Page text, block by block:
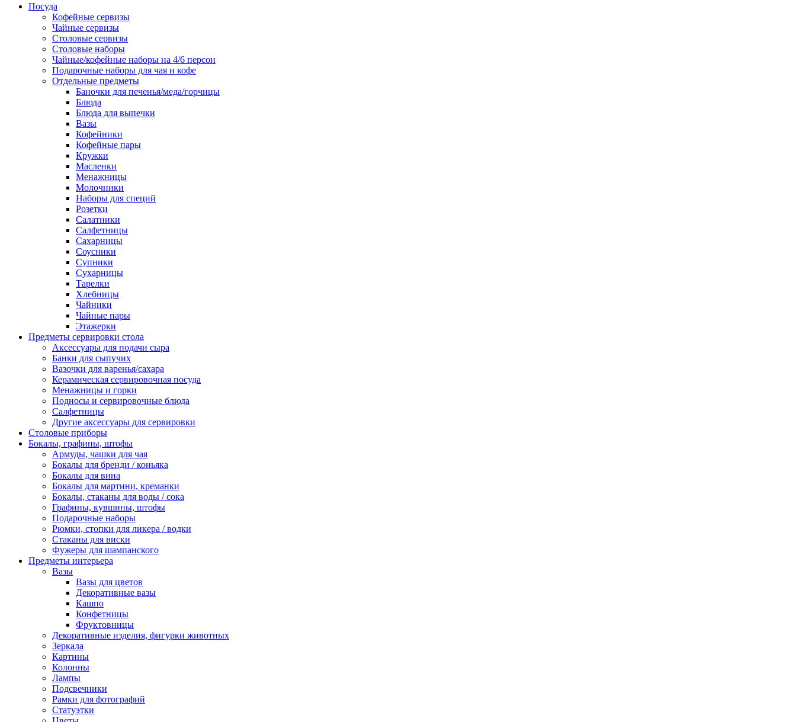
Посуда
Кофейные сервизы
Чайные сервизы
Столовые сервизы
Столовые наборы
Чайные/кофейные наборы на 4/6 персон
Подарочные наборы для чая и кофе
Отдельные предметы
Баночки для печенья/меда/горчицы
Блюда
Блюда для выпечки
Вазы
Кофейники
Кофейные пары
Кружки
Масленки
Менажницы
Молочники
Наборы для специй
Розетки
Салатники
Салфетницы
Сахарницы
Соусники
Супники
Сухарницы
Тарелки
Хлебницы
Чайники
Чайные пары
Этажерки
Предметы сервировки стола
Аксессуары для подачи сыра
Банки для сыпучих
Вазочки для варенья/сахара
Керамическая сервировочная посуда
Менажницы и горки
Подносы и сервировочные блюда
Салфетницы
Другие аксессуары для сервировки
Столовые приборы
Бокалы, графины, штофы
Армуды, чашки для чая
Бокалы для бренди / коньяка
Бокалы для вина
Бокалы для мартини, креманки
Бокалы, стаканы для воды / сока
Графины, кувшины, штофы
Подарочные наборы
Рюмки, стопки для ликера / водки
Стаканы для виски
Фужеры для шампанского
Предметы интерьера
Вазы
Вазы для цветов
Декоративные вазы
Кашпо
Конфетницы
Фруктовницы
Декоративные изделия, фигурки животных
Зеркала
Картины
Колонны
Лампы
Подсвечники
Рамки для фотографий
Статуэтки